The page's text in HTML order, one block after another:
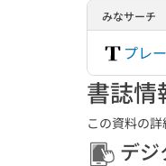
みなサーチ
プレ
書誌情
この資料の
デジ